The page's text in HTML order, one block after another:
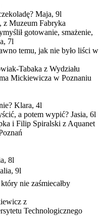
Maja, 9l
z Muzeum Fabryka
gotowanie, smażenie,
7l
temu, jak nie było liści w
Tabaka z Wydziału
Mickiewicza w Poznaniu
Klara, 4l
a potem wypić? Jasia, 6l
i Filip Spiralski z Aquanet
8l
9l
nie zaśmiecałby
z
Technologicznego